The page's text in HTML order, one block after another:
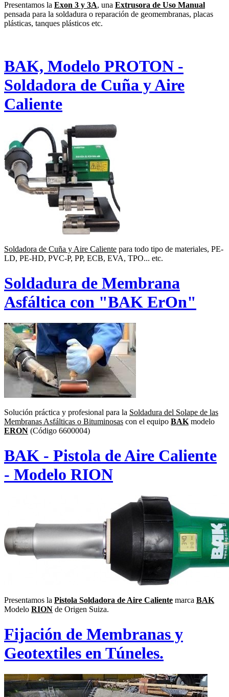
Presentamos la Exon 3 y 3A, una Extrusora de Uso Manual
pensada para la soldadura o reparación de geomembranas, placas
plásticas, tanques plásticos etc.
BAK, Modelo PROTON -
Soldadora de Cuña y Aire
Caliente
Soldadora de Cuña y Aire Caliente para todo tipo de materiales, PE-
LD, PE-HD, PVC-P, PP, ECB, EVA, TPO... etc.
Soldadura de Membrana
Asfáltica con "BAK ErOn"
Solución práctica y profesional para la Soldadura del Solape de las
Membranas Asfálticas o Bituminosas con el equipo BAK modelo
ERON (Código 6600004)
BAK - Pistola de Aire Caliente
- Modelo RION
Presentamos la Pistola Soldadora de Aire Caliente marca BAK
Modelo RION de Origen Suiza.
Fijación de Membranas y
Geotextiles en Túneles.